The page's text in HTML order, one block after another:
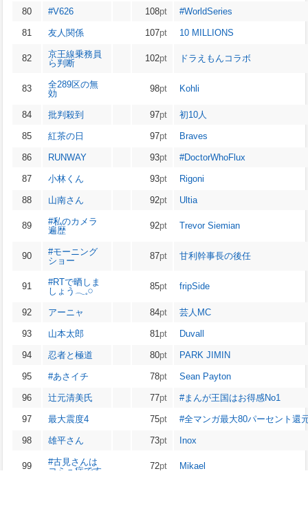
80 #V626 108pt #WorldSeries
81 友人関係 107pt 10 MILLIONS
82
京王線乗務員
ら判断
102pt ドラえもんコラボ
83
全289区の無
効
98pt Kohli
84 批判殺到 97pt 初10人
85 紅茶の日 97pt Braves
86 RUNWAY 93pt #DoctorWhoFlux
87 小林くん 93pt Rigoni
88 山南さん 92pt Ultia
89
#私のカメラ
遍歴
92pt Trevor Siemian
90
#モーニング
ショー
87pt 甘利幹事長の後任
91
#RTで晒しま
しょう𓂃𓈒𓏸
85pt fripSide
92 アーニャ 84pt 芸人MC
93 山本太郎 81pt Duvall
94 忍者と極道 80pt PARK JIMIN
95 #あさイチ 78pt Sean Payton
96 辻元清美氏 77pt #まんが王国はお得感No1
97 最大震度4 75pt #全マンガ最大80パーセント還
98 雄平さん 73pt Inox
99
#古見さんは
コミュ症です
72pt Mikael